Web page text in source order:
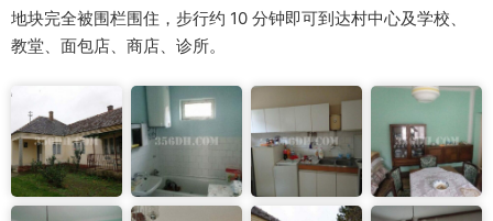
地块完全被围栏围住，步行约 10 分钟即可到达村中心及学校、
教堂、面包店、商店、诊所。